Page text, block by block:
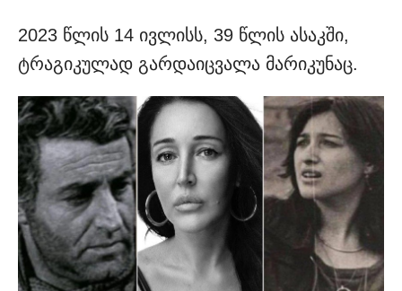
2023 წლის 14 ივლისს, 39 წლის ასაკში,
ტრაგიკულად გარდაიცვალა მარიკუნაც.